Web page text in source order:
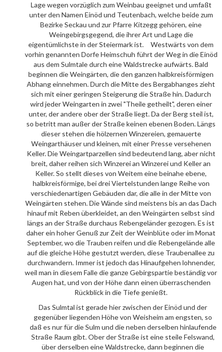
Lage wegen vorzüglich zum Weinbau geeignet und umfaßt
unter den Namen Einöd und Teutenbach, welche beide zum
Bezirke Seckau und zur Pfarre Kitzegg gehören, eine
Weingebirgsgegend, die ihrer Art und Lage die
eigentümlichste in der Steiermark ist. Westwärts von dem
vorhin genannten Dorfe Heimschuh führt der Weg in die Einöd
aus dem Sulmtale durch eine Waldstrecke aufwärts. Bald
beginnen die Weingärten, die den ganzen halbkreisförmigen
Abhang einnehmen. Durch die Mitte des Bergabhanges zieht
sich mit einer geringen Steigerung die Straße hin. Dadurch
wird jeder Weingarten in zwei "Theile getheilt", deren einer
unter, der andere ober der Straße liegt. Da der Berg steil ist,
so betritt man außer der Straße keinen ebenen Boden. Längs
dieser stehen die hölzernen Winzereien, gemauerte
Weingarthäuser und kleinen, mit einer Presse versehenen
Keller. Die Weingartparzellen sind bedeutend lang, aber nicht
breit, daher reihen sich Winzerei an Winzerei und Keller an
Keller. So stellt dieses von Weitem eine beinahe ebene,
halbkreisförmige, bei drei Viertelstunden lange Reihe von
verschiedenartigen Gebäuden dar, die alle in der Mitte von
Weingärten stehen. Die Wände sind meistens bis an das Dach
hinauf mit Reben überkleidet, an den Weingärten selbst sind
längs an der Straße durchaus Rebengeländer gezogen. Es ist
daher ein hoher Genuß zur Zeit der Weinblüte oder im Monat
September, wo die Trauben reifen und die Rebengelände alle
auf die gleiche Höhe gestutzt werden, diese Traubenallee zu
durchwandern. Immer ist jedoch das Hinaufgehen lohnender,
weil man in diesem Falle die ganze Gebirgspartie beständig vor
Augen hat, und von der Höhe dann einen überraschenden
Rückblick in die Tiefe genießt.
Das Sulmtal ist gerade hier zwischen der Einöd und der
gegenüber liegenden Höhe von Weisheim am engsten, so
daß es nur für die Sulm und die neben derselben hinlaufende
Straße Raum gibt. Ober der Straße ist eine steile Felswand,
über derselben eine Waldstrecke, dann beginnen die